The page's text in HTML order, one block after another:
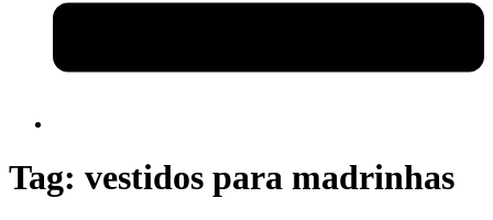
Tag: vestidos para madrinhas